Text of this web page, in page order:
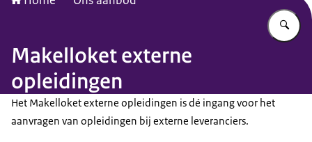
Makelloket externe
opleidingen
Het Makelloket externe opleidingen is dé ingang voor het
aanvragen van opleidingen bij externe leveranciers.